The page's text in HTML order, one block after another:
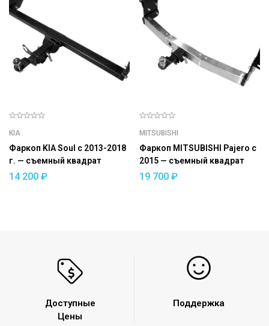
KIA
Фаркоп KIA Soul с 2013-2018
г. — съемный квадрат
14 200 ₽
MITSUBISHI
Фаркоп MITSUBISHI Pajero с
2015 — съемный квадрат
19 700 ₽
Доступные
Цены
Поддержка